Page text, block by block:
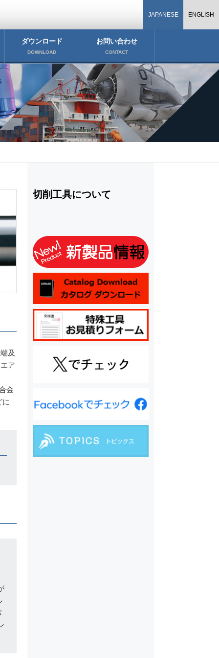
JAPANESE ENGLISH
ダウンロード
DOWNLOAD
お問い合わせ
CONTACT
及
ア
⾦
に
切削工具について